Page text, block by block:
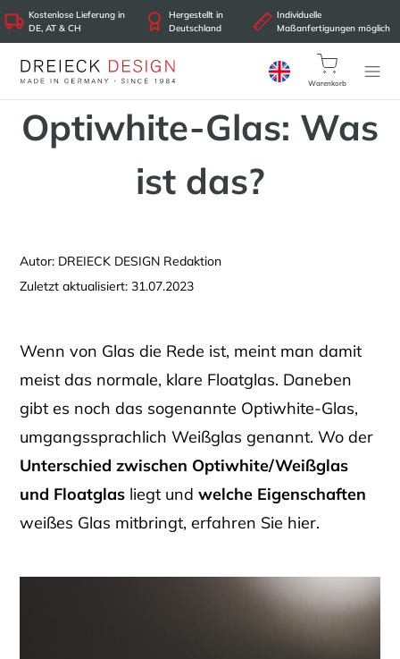
Kostenlose Lieferung in
DE, AT & CH
Hergestellt in
Deutschland
Individuelle
Maßanfertigungen möglich
Warenkorb
Optiwhite-Glas: Was
ist das?
Autor: DREIECK DESIGN Redaktion
Zuletzt aktualisiert: 31.07.2023
Wenn von Glas die Rede ist, meint man damit
meist das normale, klare Floatglas. Daneben
gibt es noch das sogenannte Optiwhite-Glas,
umgangssprachlich Weißglas genannt. Wo der
Unterschied zwischen Optiwhite/Weißglas
und Floatglas liegt undwelche Eigenschaften
weißes Glas mitbringt, erfahren Sie hier.